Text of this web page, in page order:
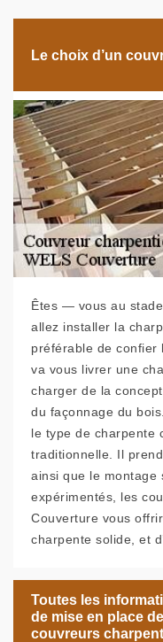
Le choix d’un
Êtes — vous au
allez installer la
préférable de confier
va vous livrer une
charger de la
du façonnage du
le type de charpente
traditionnelle. Il
ainsi que le montage
expérimentés, les
Couverture vous
charpente solide, et
Toutes les
de mise en place
couvreurs